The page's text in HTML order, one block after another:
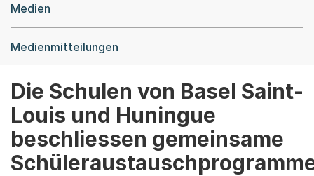
Medien
Medienmitteilungen
Die Schulen von Basel Saint-
Louis und Huningue
beschliessen gemeinsame